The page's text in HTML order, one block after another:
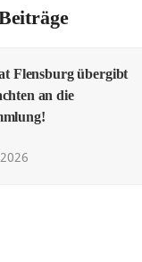
Flensburg übergibt
an die